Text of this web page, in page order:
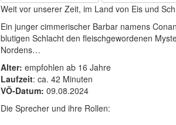
Weit vor unserer Zeit, im Land von Eis und
Ein junger cimmerischer Barbar namens
blutigen Schlacht den fleischgewordenen
Nordens…
Alter: empfohlen ab 16 Jahre
Laufzeit: ca. 42 Minuten
VÖ-Datum: 09.08.2024
Die Sprecher und ihre Rollen: